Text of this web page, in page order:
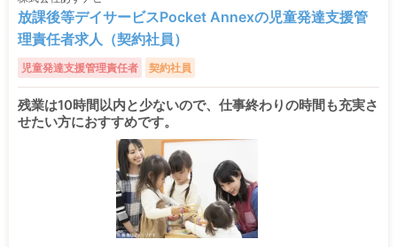
放課後等デイサービスPocket Annexの児童発達支援管
理責任者求人（契約社員）
児童発達支援管理責任者 契約社員
残業は10時間以内と少ないので、仕事終わりの時間も充実さ
せたい方におすすめです。